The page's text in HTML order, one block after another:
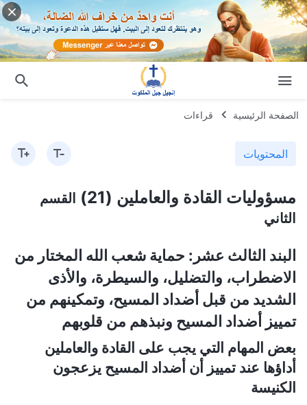
الصفحة الرئيسية قراءات
المحتويات
مسؤوليات القادة والعاملين (21)
القسم
الثاني
البند الثالث عشر: حماية شعب الله المختار من
الاضطراب، والتضليل، والسيطرة، والأذى
الشديد من قبل أضداد المسيح، وتمكينهم من
تمييز أضداد المسيح ونبذهم من قلوبهم
بعض المهام التي يجب على القادة والعاملين
أداؤها عند تمييز أن أضداد المسيح يزعجون
الكنيسة